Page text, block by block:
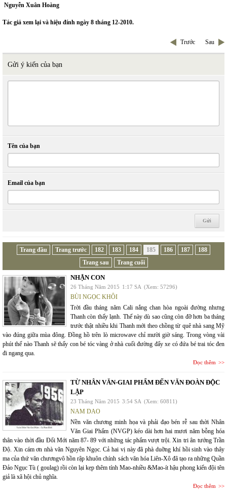
Nguyễn Xuân Hoàng
Tác giả xem lại và hiệu đính ngày 8 tháng 12-2010.
Trước Sau
Gửi ý kiến của bạn
Tên của bạn
Email của bạn
Trang đầu Trang trước 182 183 184 185 186 187
188
Trang sau
Trang cuối
NHẬN CON
26 Tháng Năm 2015 1:17 SA (Xem: 57296)
BÙI NGỌC KHÔI
Trời đầu tháng năm Cali nắng chan hòa ngoài đường nhưng
Thanh còn thấy lạnh. Thế này dù sao cũng còn đỡ hơn ba tháng
trước thật nhiều khi Thanh mới theo chồng từ quê nhà sang Mỹ
vào đúng giữa mùa đông. Đồng hồ trên lò microwave chỉ mười giờ sáng. Trong vòng vài
phút thế nào Thanh sẽ thấy con bé tóc vàng ở nhà cuối đường đẩy xe có đứa bé trai tóc đen
đi ngang qua.
Đọc thêm
TỪ NHÂN VĂN-GIAI PHẨM ĐẾN VĂN ĐOÀN ĐỘC
LẬP
23 Tháng Năm 2015 3:54 SA (Xem: 60811)
NAM DAO
Nền văn chương minh họa và phải đạo bén rễ sau thời Nhân
Văn Giai Phẩm (NVGP) kéo dài hơn hai mươi năm bỗng hóa
thân vào thời đầu Đổi Mới năm 87- 89 với những tác phẩm vượt trội. Xin tri ân tướng Trần
Độ. Xin cám ơn nhà văn Nguyên Ngọc. Cả hai vị này đã phà duỡng khí hồi sinh vào thây
ma của thứ văn chươngvô hồn rập khuôn chính sách văn hóa Liên-Xô đã tạo ra những Quần
Đảo Ngục Tù ( goulag) rồi còn lại kẹp thêm tính Mao-nhiều &Mao-ít hậu phong kiến đội tên
giả là xã hội chủ nghĩa.
Đọc thêm